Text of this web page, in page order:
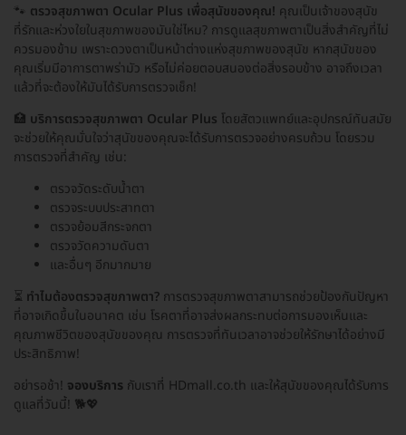
🐾 ตรวจสุขภาพตา Ocular Plus เพื่อสุนัขของคุณ! คุณเป็นเจ้าของสุนัข
ที่รักและห่วงใยในสุขภาพของมันใช่ไหม? การดูแลสุขภาพตาเป็นสิ่งสำคัญที่ไม่
ควรมองข้าม เพราะดวงตาเป็นหน้าต่างแห่งสุขภาพของสุนัข หากสุนัขของ
คุณเริ่มมีอาการตาพร่ามัว หรือไม่ค่อยตอบสนองต่อสิ่งรอบข้าง อาจถึงเวลา
แล้วที่จะต้องให้มันได้รับการตรวจเช็ก!
🏥 บริการตรวจสุขภาพตา Ocular Plus โดยสัตวแพทย์และอุปกรณ์ทันสมัย
จะช่วยให้คุณมั่นใจว่าสุนัขของคุณจะได้รับการตรวจอย่างครบถ้วน โดยรวม
การตรวจที่สำคัญ เช่น:
ตรวจวัดระดับน้ำตา
ตรวจระบบประสาทตา
ตรวจย้อมสีกระจกตา
ตรวจวัดความดันตา
และอื่นๆ อีกมากมาย
⏳ ทำไมต้องตรวจสุขภาพตา? การตรวจสุขภาพตาสามารถช่วยป้องกันปัญหา
ที่อาจเกิดขึ้นในอนาคต เช่น โรคตาที่อาจส่งผลกระทบต่อการมองเห็นและ
คุณภาพชีวิตของสุนัขของคุณ การตรวจที่ทันเวลาอาจช่วยให้รักษาได้อย่างมี
ประสิทธิภาพ!
อย่ารอช้า! จองบริการ กับเราที่ HDmall.co.th และให้สุนัขของคุณได้รับการ
ดูแลที่วันนี้! 🐕💖